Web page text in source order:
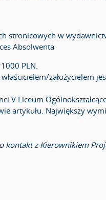
stronicowych w
Absolwenta
PLN.
założycielem
V Liceum
artykułu. Największy
kontakt z Kierownikiem